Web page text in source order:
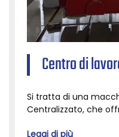
Centro di
Si tratta di una
Centralizzato, che
Leggi di più